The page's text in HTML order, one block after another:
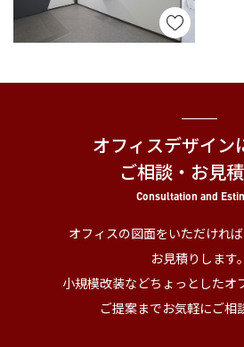
オフィスデザイン
ご相談・お見
Consultation and
オフィスの図面をいただけれ
お見積りします。
小規模改装などちょっとしたオ
ご提案までお気軽にご相